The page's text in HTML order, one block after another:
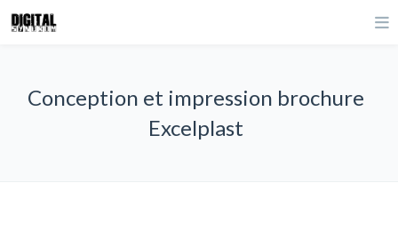
Conception et impression brochure
Excelplast